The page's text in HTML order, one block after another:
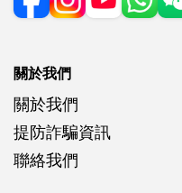
關於我們
關於我們
提防詐騙資訊
聯絡我們